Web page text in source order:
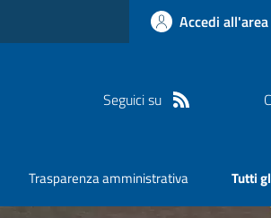
Accedi
Seguici su
Trasparenza amministrativa Tutti